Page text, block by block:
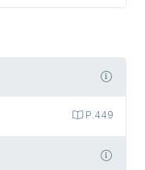
P.449